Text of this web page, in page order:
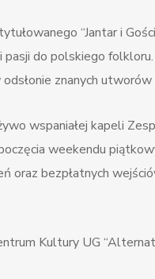
“Jantar i
pasji do polskiego
znanych
wspaniałej kapeli
weekendu
oraz bezpłatnych
Kultury UG